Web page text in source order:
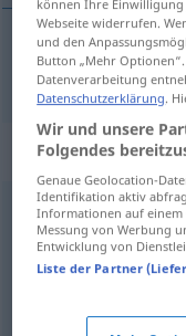
nálgast (jemandem
nahen (geh.,
können Ihre
Webseite widerrufen.
und den
Button „Mehr
Datenverarbeitung
Datenschutzerklärung.
Wir und unsere
Folgendes
Genaue Geolocation-
Identifikation aktiv
Informationen auf einem
Messung von Werbung
Entwicklung von
Liste der Partner